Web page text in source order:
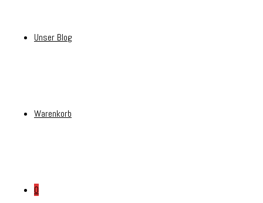
Unser Blog
Warenkorb
0